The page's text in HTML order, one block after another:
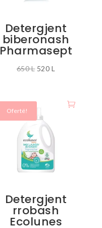
Detergjent
biberonash
Pharmasept
650L Çmimi
520 L
është:
Ofertë!
Detergjent
rrobash
Ecolunes